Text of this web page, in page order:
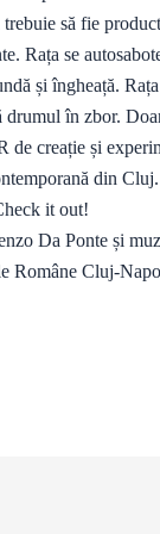
să fie
Rața se
și îngheață.
în zbor.
de creație și
din
it out!
Da Ponte și
Române Cluj-